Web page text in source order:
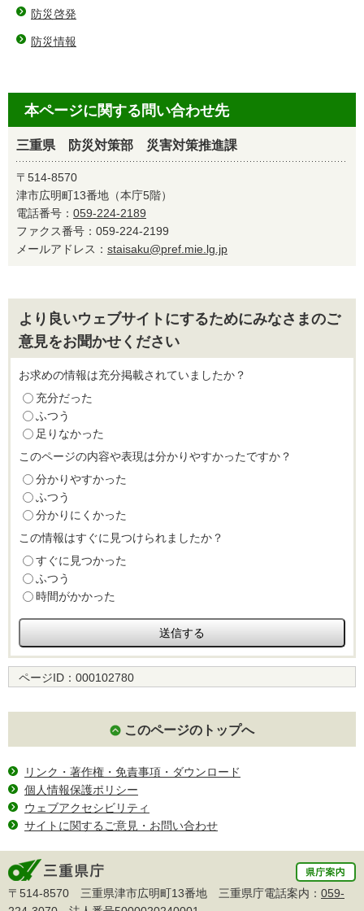
防災啓発
防災情報
本ページに関する問い合わせ先
三重県 防災対策部 災害対策推進課
〒514-8570
津市広明町13番地（本庁5階）
電話番号： 059-224-2189
ファクス番号：059-224-2199
メールアドレス： staisaku@pref.mie.lg.jp
より良いウェブサイトにするためにみなさまのご
意見をお聞かせください
お求めの情報は充分掲載されていましたか？
充分だった
ふつう
足りなかった
このページの内容や表現は分かりやすかったですか？
分かりやすかった
ふつう
分かりにくかった
この情報はすぐに見つけられましたか？
すぐに見つかった
ふつう
時間がかかった
ページID： 000102780
このページのトップへ
リンク・著作権・免責事項・ダウンロード
個人情報保護ポリシー
ウェブアクセシビリティ
サイトに関するご意見・お問い合わせ
〒514-8570 三重県津市広明町13番地 三重県庁電話案内： 059-